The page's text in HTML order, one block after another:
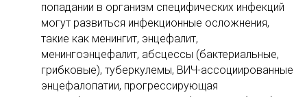
попадании в организм специфических инфекций
могут развиться инфекционные осложнения,
такие как менингит, энцефалит,
менингоэнцефалит, абсцессы (бактериальные,
грибковые), туберкулемы, ВИЧ-ассоциированные
энцефалопатии, прогрессирующая